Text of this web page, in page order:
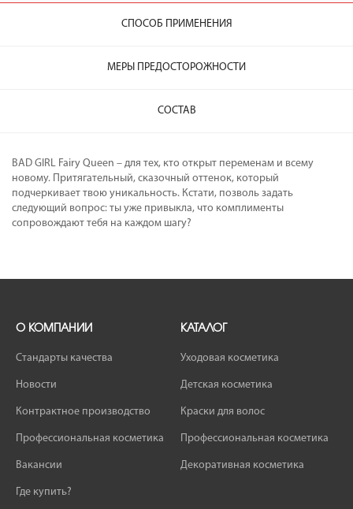
СПОСОБ ПРИМЕНЕНИЯ
МЕРЫ ПРЕДОСТОРОЖНОСТИ
СОСТАВ
BAD GIRL Fairy Queen – для тех, кто открыт переменам и всему
новому. Притягательный, сказочный оттенок, который
подчеркивает твою уникальность. Кстати, позволь задать
следующий вопрос: ты уже привыкла, что комплименты
сопровождают тебя на каждом шагу?
О КОМПАНИИ
Стандарты качества
Новости
Контрактное производство
Профессиональная косметика
Вакансии
Где купить?
КАТАЛОГ
Уходовая косметика
Детская косметика
Краски для волос
Профессиональная косметика
Декоративная косметика